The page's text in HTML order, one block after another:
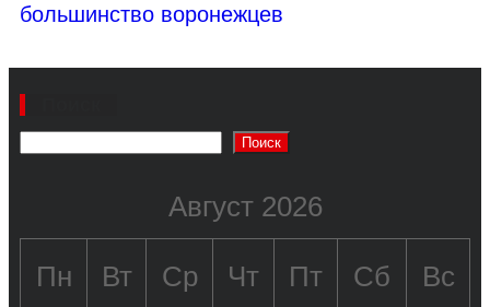
большинство воронежцев
Поиск
Август 2026
Пн Вт Ср Чт Пт Сб Вс